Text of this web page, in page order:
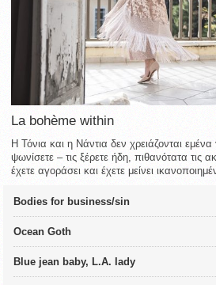
La bohème within
Η Τόνια και η Νάντια δεν χρειάζονται
ψωνίσετε – τις ξέρετε ήδη, πιθανότατα τις
έχετε αγοράσει και έχετε μείνει
Bodies for business/sin
Ocean Goth
Blue jean baby, L.A. lady